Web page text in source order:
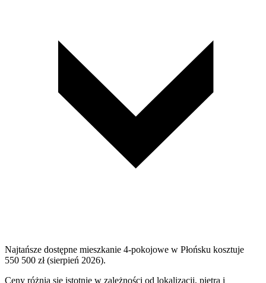
Najtańsze dostępne mieszkanie 4-pokojowe w Płońsku kosztuje
550 500 zł (sierpień 2026).
Ceny różnią się istotnie w zależności od lokalizacji, piętra i